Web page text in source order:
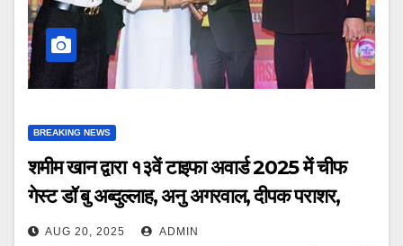
BREAKING NEWS
शमीम खान द्वारा १३वें टाइफा अवार्ड 2025 में चीफ
गेस्ट डॉ बु अब्दुल्लाह, अनु अगरवाल, दीपक पराशर,
एजाज खान, अमन वर्मा सम्मानित
AUG 20, 2025 ADMIN